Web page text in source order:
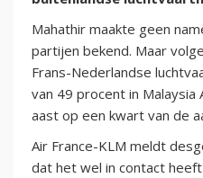
Mahathir maakte geen
partijen bekend. Maar
Frans-Nederlandse
van 49 procent in Malaysia
aast op een kwart van de
Air France-KLM meldt
dat het wel in contact